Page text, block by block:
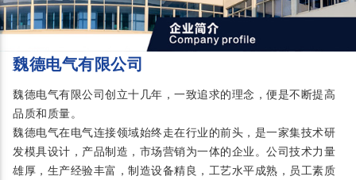
魏德电气有限公司
魏德电气有限公司创立十几年，一致追求的理念，便是不断提高
品质和质量。
魏德电气在电气连接领域始终走在行业的前头，是一家集技术研
发模具设计，产品制造，市场营销为一体的企业。公司技术力量
雄厚，生产经验丰富，制造设备精良，工艺水平成熟，员工素质